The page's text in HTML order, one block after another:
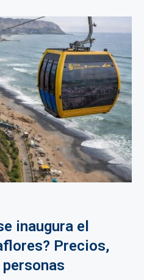
inaugura el
Precios,